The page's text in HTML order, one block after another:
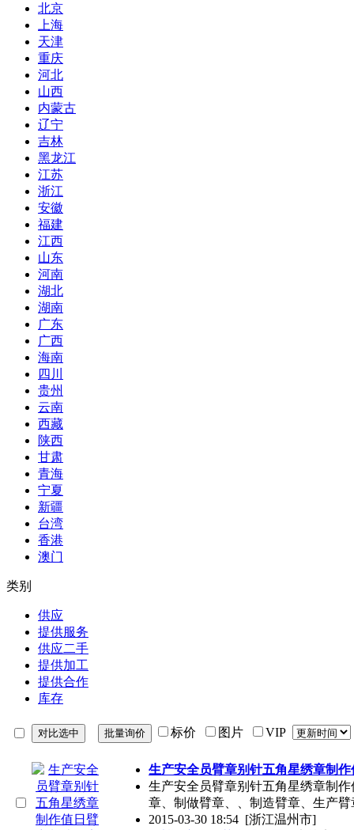
北京
上海
天津
重庆
河北
山西
内蒙古
辽宁
吉林
黑龙江
江苏
浙江
安徽
福建
江西
山东
河南
湖北
湖南
广东
广西
海南
四川
贵州
云南
西藏
陕西
甘肃
青海
宁夏
新疆
台湾
香港
澳门
类别
供应
提供服务
供应二手
提供加工
提供合作
库存
标价 图片 VIP
生产安全员臂章别针五角星绣章制
生产安全员臂章别针五角星绣章制
章、制做臂章、、制造臂章、生产臂
2015-03-30 18:54 [浙江温州市]